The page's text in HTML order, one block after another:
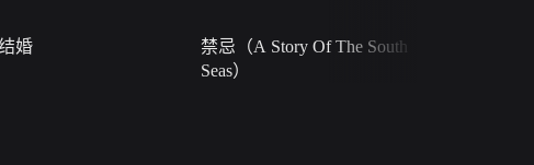
婚
禁忌（A Story Of The South
Seas）